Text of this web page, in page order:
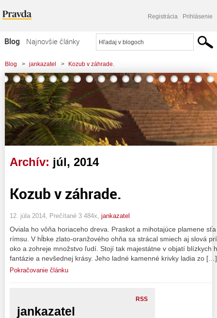
Registrácia Prihlásenie
Blog
Najnovšie články
Najčítanejšie články
Najkomentovanejšie články
Zoznam blogov
Komerčné blogy
Blog > jankazatel > Kozub v záhrade.
Archív: júl, 2014
Kozub v záhrade.
12. júla 2014, Prečítané 3 484x, jankazatel
Oviala ho vôňa horiaceho dreva. Praskot a mihotajúce plamene
rímsu. V hĺbke zlato-oranžového ohňa sa strácal smiech aj slová
oko a zohreje množstvo ľudí. Stojí tak majestátne v objatí blízkych
fantázie a nevšednej krásy. Jeho ladné kamenné krivky ladia zo […]
Pokračovanie článku
RSS
jankazatel